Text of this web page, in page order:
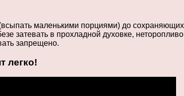
маленькими порциями) до
затевать в прохладной духовке,
запрещено.
легко!